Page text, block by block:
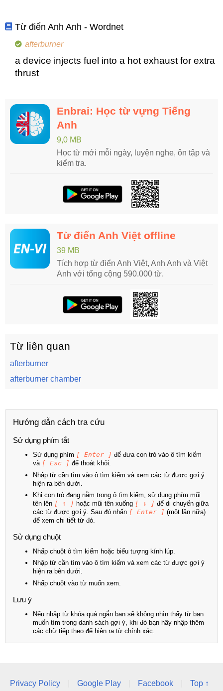
Từ điển Anh Anh - Wordnet
afterburner
a device injects fuel into a hot exhaust for extra
thrust
Enbrai: Học từ vựng Tiếng
Anh
9,0 MB
Học từ mới mỗi ngày, luyện nghe, ôn tập và
kiểm tra.
Từ điển Anh Việt offline
39 MB
Tích hợp từ điển Anh Việt, Anh Anh và Việt
Anh với tổng cộng 590.000 từ.
Từ liên quan
afterburner
afterburner chamber
Hướng dẫn cách tra cứu
Sử dụng phím tắt
Sử dụng phím [ Enter ] để đưa con trỏ vào ô tìm kiếm
và [ Esc ] để thoát khỏi.
Nhập từ cần tìm vào ô tìm kiếm và xem các từ được gợi ý
hiện ra bên dưới.
Khi con trỏ đang nằm trong ô tìm kiếm, sử dụng phím mũi
tên lên [ ↑ ] hoặc mũi tên xuống [ ↓ ] để di chuyển giữa
các từ được gợi ý. Sau đó nhấn [ Enter ] (một lần nữa)
để xem chi tiết từ đó.
Sử dụng chuột
Nhấp chuột ô tìm kiếm hoặc biểu tượng kính lúp.
Nhập từ cần tìm vào ô tìm kiếm và xem các từ được gợi ý
hiện ra bên dưới.
Nhấp chuột vào từ muốn xem.
Lưu ý
Nếu nhập từ khóa quá ngắn bạn sẽ không nhìn thấy từ bạn
muốn tìm trong danh sách gợi ý, khi đó bạn hãy nhập thêm
các chữ tiếp theo để hiện ra từ chính xác.
Privacy Policy Google Play Facebook Top ↑